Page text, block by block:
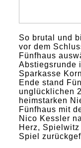
So brutal und
vor dem
Fünfhaus
Abstiegsrunde
Sparkasse
Ende stand
unglücklichen
heimstarken
Fünfhaus mit
Nico Kessler
Herz,
Spiel